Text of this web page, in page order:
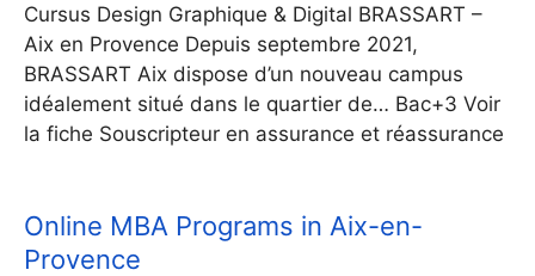
Cursus Design Graphique & Digital BRASSART –
Aix en Provence Depuis septembre 2021,
BRASSART Aix dispose d’un nouveau campus
idéalement situé dans le quartier de… Bac+3 Voir
la fiche Souscripteur en assurance et réassurance
Online MBA Programs in Aix-en-
Provence